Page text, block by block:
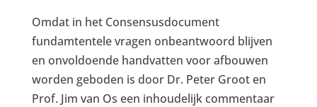
Omdat in het Consensusdocument
fundamtentele vragen onbeantwoord blijven
en onvoldoende handvatten voor afbouwen
worden geboden is door Dr. Peter Groot en
Prof. Jim van Os een inhoudelijk commentaar